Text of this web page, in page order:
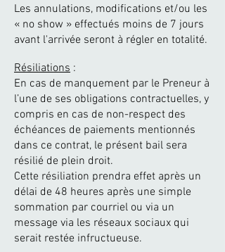
Les annulations, modifications et/ou les
« no show » effectués moins de 7 jours
avant l'arrivée seront à régler en totalité.
Résiliations :
En cas de manquement par le Preneur à
l’une de ses obligations contractuelles, y
compris en cas de non-respect des
échéances de paiements mentionnés
dans ce contrat, le présent bail sera
résilié de plein droit.
Cette résiliation prendra effet après un
délai de 48 heures après une simple
sommation par courriel ou via un
message via les réseaux sociaux qui
serait restée infructueuse.